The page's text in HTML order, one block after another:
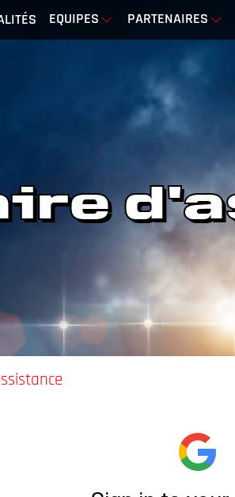
EQUIPES PARTENAIRES